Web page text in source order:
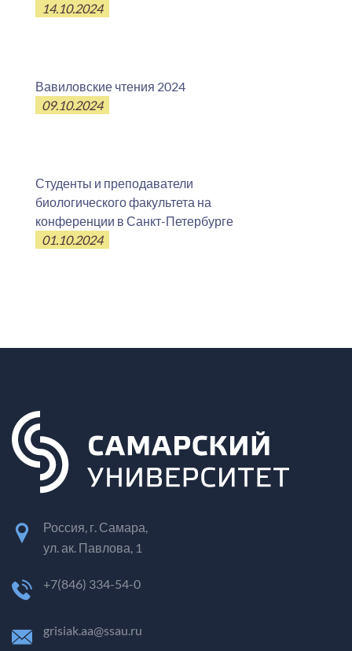
14.10.2024
Вавиловские чтения 2024
09.10.2024
Студенты и преподаватели
биологического факультета на
конференции в Санкт-Петербурге
01.10.2024
Россия, г. Самара,
ул. ак. Павлова, 1
+7(846) 334-54-0
grisiak.aa@ssau.ru